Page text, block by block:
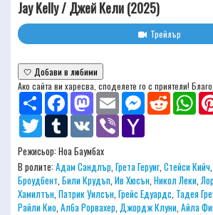
Jay Kelly / Джей Кели (2025)
Трейлър
🤍 Добави в любими
Ако сайта ви харесва, споделете го с приятели!
Share
FacebookMastodonEmail MessengerReddit
Twitter
Tumblr VK Viber
Режисьор:Ноа Баумбах
В ролите:Адам Сандлър,Грета Геруиг,Стейси Кийч
Броудбент,Били Крудъп,Ив Хюсън,Никол Леки,
Хамилтън,Патрик Уилсън,Грейс Едуардс, Тадея
Райли Кио,Алба Рорвахер,Джордж Клуни,Айла